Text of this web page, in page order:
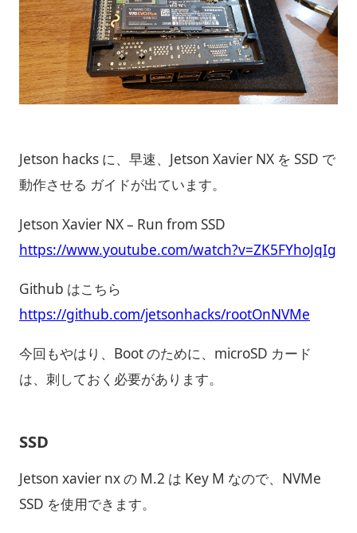
Jetson hacks に、早速、Jetson Xavier NX を SSD で
動作させる ガイドが出ています。
Jetson Xavier NX – Run from SSD
https://www.youtube.com/watch?v=ZK5FYhoJqIg
Github はこちら
https://github.com/jetsonhacks/rootOnNVMe
今回もやはり、Boot のために、microSD カード
は、刺しておく必要があります。
SSD
Jetson xavier nx の M.2 は Key M なので、NVMe
SSD を使用できます。